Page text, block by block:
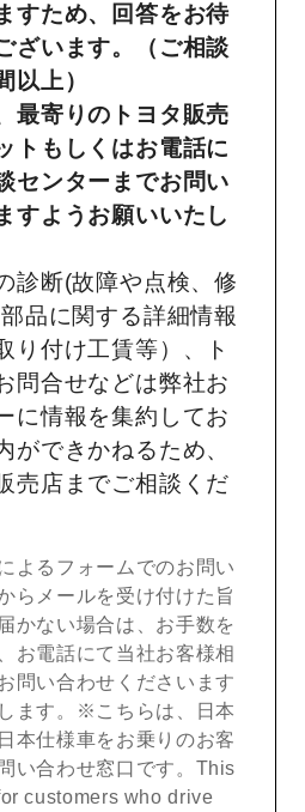
すため、回答をお待
ざいます。（ご相談
以上）
最寄りのトヨタ販売
トもしくはお電話に
センターまでお問い
すようお願いいたし
診断(故障や点検、修
品に関する詳細情報
り付け工賃等）、ト
問合せなどは弊社お
に情報を集約してお
ができかねるため、
売店までご相談くだ
よるフォームでのお問い
らメールを受け付けた旨
かない場合は、お手数を
お電話にて当社お客様相
問い合わせくださいます
ます。※こちらは、日本
本仕様車をお乗りのお客
い合わせ窓口です。This
customers who drive